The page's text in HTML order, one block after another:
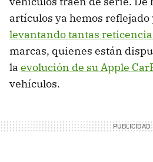
artículos ya hemos reflejado
levantando tantas
marcas, quienes están
la evolución de su Apple
vehículos.